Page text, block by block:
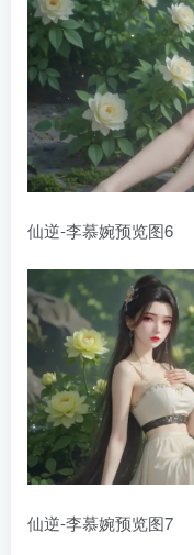
仙逆-李慕婉预览图6
仙逆-李慕婉预览图7